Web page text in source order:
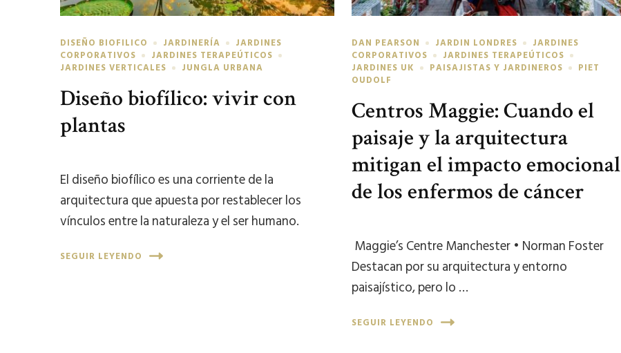
DISEÑO BIOFILICO JARDINERÍA
JARDINES
CORPORATIVOS
JARDINES TERAPEÚTICOS
JARDINES VERTICALES
JUNGLA URBANA
Diseño biofílico: vivir con
plantas
El diseño biofílico es una corriente de la
arquitectura que apuesta por restablecer los
vínculos entre la naturaleza y el ser humano.
SEGUIR LEYENDO
DAN PEARSON JARDIN LONDRES
JARDINES
CORPORATIVOS
JARDINES TERAPEÚTICOS
JARDINES UK
PAISAJISTAS Y JARDINEROS
PIET
OUDOLF
Centros Maggie: Cuando el
paisaje y la arquitectura
mitigan el impacto emocional
de los enfermos de cáncer
Maggie’s Centre Manchester • Norman Foster
Destacan por su arquitectura y entorno
paisajístico, pero lo …
SEGUIR LEYENDO